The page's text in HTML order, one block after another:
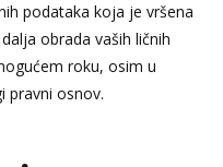
podataka koja je vršena
obrada vaših ličnih
roku, osim u
pravni osnov.